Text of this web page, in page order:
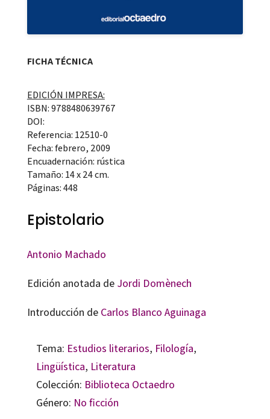
FICHA TÉCNICA
EDICIÓN IMPRESA:
ISBN: 9788480639767
DOI:
Referencia: 12510-0
Fecha: febrero, 2009
Encuadernación: rústica
Tamaño: 14 x 24 cm.
Páginas: 448
Epistolario
Antonio Machado
Edición anotada de Jordi Domènech
Introducción de Carlos Blanco Aguinaga
Tema: Estudios literarios, Filología,
Lingüística, Literatura
Colección: Biblioteca Octaedro
Género: No ficción